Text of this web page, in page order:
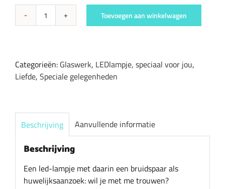
Led-
je
met
aantal
Toevoegen aan winkelwagen
Categorieën: Glaswerk, LEDlampje, speciaal voor jou,
Liefde, Speciale gelegenheden
Beschrijving Aanvullende informatie
Beschrijving
Een led-lampje met daarin een bruidspaar als
huwelijksaanzoek: wil je met me trouwen?